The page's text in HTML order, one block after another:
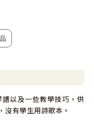
以及一些教學技巧，供
沒有學生用詩歌本。